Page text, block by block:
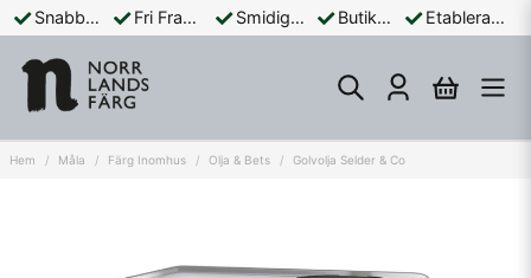
Snabba Leveranser Fri Frakt Över 899:- Smidiga Betalningar Butik och Online Etablerad Sedan 1965
Hem Måla Färg Inomhus Olja & Bets Golvolja Selder & Co